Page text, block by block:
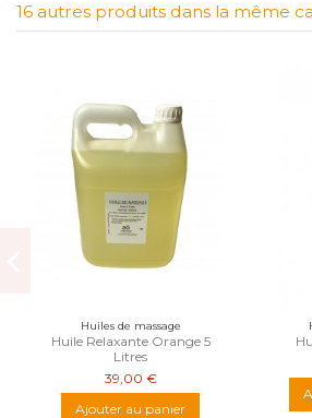
16 autres produits dans la même
Huiles de massage
Huile Relaxante Orange 5
Litres
39,00 €
Ajouter au panier